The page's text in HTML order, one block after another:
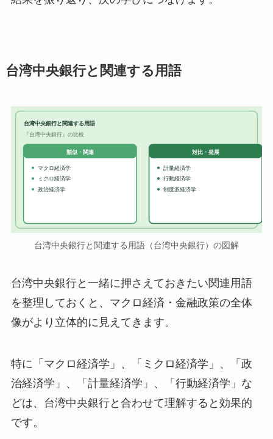
台湾中央銀行と関連する用語
台湾中央銀行と関連する用語
『台湾中央銀行』の比較
類似・関連
マクロ経済学
ミクロ経済学
政治経済学
対比・発展
計量経済学
行動経済学
制度派経済学
台湾中央銀行と関連する用語（台湾中央銀行）の図解
台湾中央銀行と一緒に押さえておきたい関連用語
を整理しておくと、マクロ経済・金融政策の全体
像がより立体的に見えてきます。
特に「マクロ経済学」、「ミクロ経済学」、「政
治経済学」、「計量経済学」、「行動経済学」な
どは、台湾中央銀行と合わせて理解すると効果的
です。